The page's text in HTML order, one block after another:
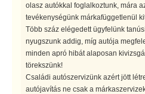
olasz autókkal foglalkoztunk, mára
tevékenységünk márkafüggetlenül
Több száz elégedett ügyfelünk
nyugszunk addig, míg autója
minden apró hibát alaposan
törekszünk!
Családi autószervizünk azért jött
autójavítás ne csak a